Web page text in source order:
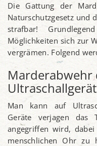
Die Gattung der
Naturschutzgesetz und
strafbar!
Möglichkeiten sich zur
vergrämen. Folgend
Marderabwehr
Man kann auf
Geräte verjagen
angegriffen wird,
menschlichen Ohr zu